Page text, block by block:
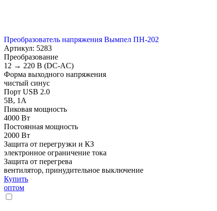
Преобразователь напряжения Вымпел ПН-202
Артикул: 5283
Преобразование
12 → 220 В (DC-AC)
Форма выходного напряжения
чистый синус
Порт USB 2.0
5В, 1А
Пиковая мощность
4000 Вт
Постоянная мощность
2000 Вт
Защита от перегрузки и КЗ
электронное ограничение тока
Защита от перегрева
вентилятор, принудительное выключение
Купить
оптом